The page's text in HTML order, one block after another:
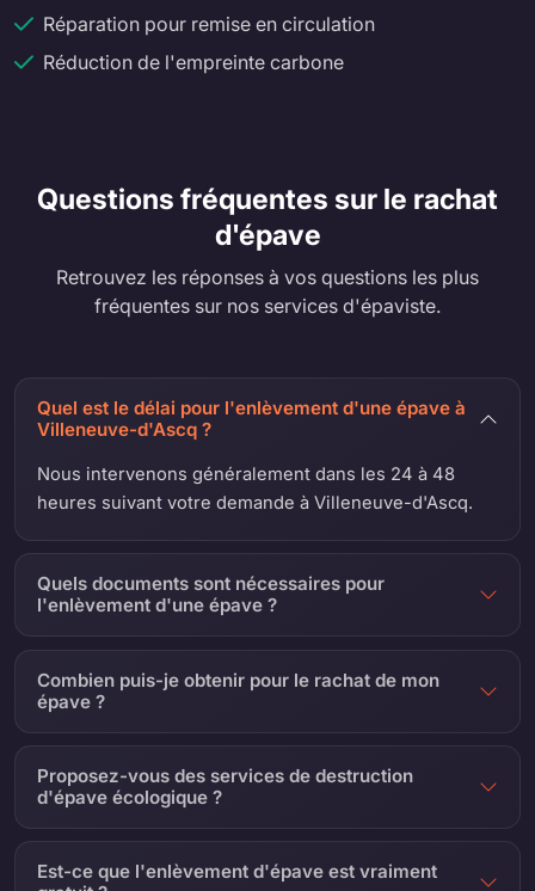
Réparation pour remise en circulation
Réduction de l'empreinte carbone
Questions fréquentes sur le rachat
d'épave
Retrouvez les réponses à vos questions les plus
fréquentes sur nos services d'épaviste.
Quel est le délai pour l'enlèvement d'une épave à
Villeneuve-d'Ascq ?
Nous intervenons généralement dans les 24 à 48
heures suivant votre demande à Villeneuve-d'Ascq.
Quels documents sont nécessaires pour
l'enlèvement d'une épave ?
Combien puis-je obtenir pour le rachat de mon
épave ?
Proposez-vous des services de destruction
d'épave écologique ?
Est-ce que l'enlèvement d'épave est vraiment